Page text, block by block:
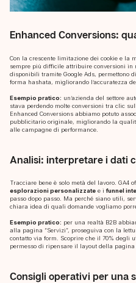
Enhanced Conversions:
Con la crescente limitazione dei cookie e la
sempre più difficile attribuire conversioni in
disponibili tramite Google Ads, permettono
forma hashata, migliorando l’accuratezza
Esempio pratico: un’azienda del settore
stava perdendo molte conversioni tra clic
Enhanced Conversions abbiamo potuto
pubblicitario originale, migliorando la
alle campagne di performance.
Analisi: interpretare i dati
Tracciare bene è solo metà del lavoro. GA4
esplorazioni personalizzate e ifunnel
passo dopo passo. Ma perché siano utili,
chiara idea di quali domande vogliamo
Esempio pratico: per una realtà B2B
alla pagina “Servizi”, proseguiva con la
contatto via form. Scoprire che il 70% degli
permesso di ripensare il layout della pagina
Consigli operativi per una